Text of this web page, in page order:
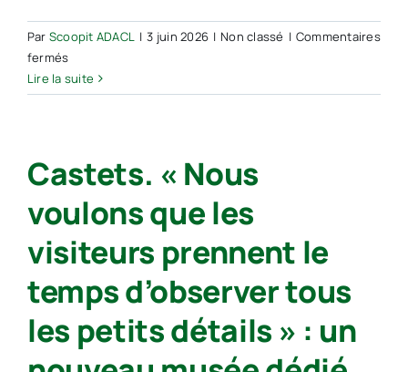
Par Scoopit ADACL | 3 juin 2026 | Non classé | Commentaires
ferméssur
Castets :
les
aides
au
permis
de
conduire
pour
les
jeunes
Lire la suite
Castets. « Nous
voulons que les
visiteurs prennent le
temps d’observer tous
les petits détails » : un